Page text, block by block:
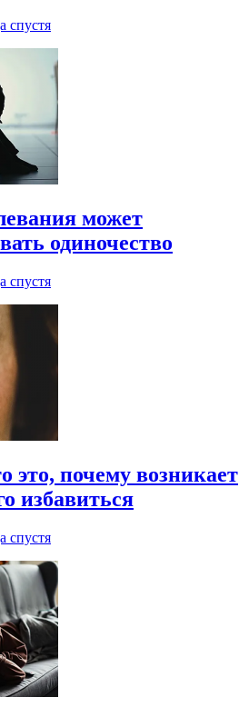
спустя
может
одиночество
спустя
это, почему возникает
избавиться
спустя